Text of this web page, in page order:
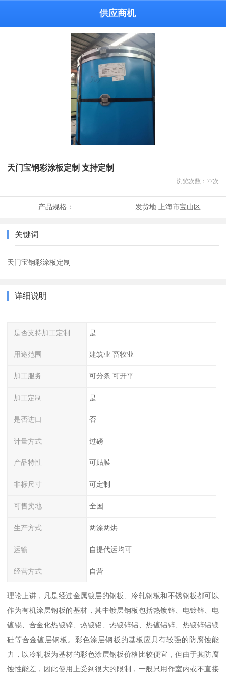
供应商机
天门宝钢彩涂板定制 支持定制
浏览次数： 77次
产品规格： 发货地:上海市宝山区
关键词
天门宝钢彩涂板定制
详细说明
是否支持加工定制 是
用途范围 建筑业 畜牧业
加工服务 可分条 可开平
加工定制 是
是否进口 否
计量方式 过磅
产品特性 可贴膜
非标尺寸 可定制
可售卖地 全国
生产方式 两涂两烘
运输 自提代运均可
经营方式 自营
理论上讲，凡是经过金属镀层的钢板、冷轧钢板和不锈钢板都可以
作为有机涂层钢板的基材，其中镀层钢板包括热镀锌、电镀锌、电
镀锡、合金化热镀锌、热镀铝、热镀锌铝、热镀铝锌、热镀锌铝镁
硅等合金镀层钢板。彩色涂层钢板的基板应具有较强的防腐蚀能
力，以冷轧板为基材的彩色涂层钢板价格比较便宜，但由于其防腐
蚀性能差，因此使用上受到很大的限制，一般只用作室内或不直接